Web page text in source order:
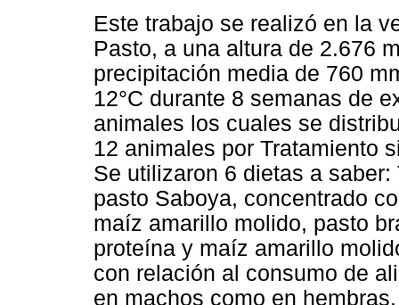
Este trabajo se realizó en la
Pasto, a una altura de 2.676
precipitación media de 760
12°C durante 8 semanas de
animales los cuales se
12 animales por Tratamiento
Se utilizaron 6 dietas a
pasto Saboya, concentrado
maíz amarillo molido, pasto
proteína y maíz amarillo
con relación al consumo de
en machos como en